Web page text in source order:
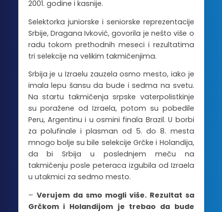
2001. godine i kasnije.
Selektorka juniorske i seniorske reprezentacije
Srbije, Dragana Ivković, govorila je nešto više o
radu tokom prethodnih meseci i rezultatima
tri selekcije na velikim takmičenjima.
Srbija je u Izraelu zauzela osmo mesto, iako je
imala lepu šansu da bude i sedma na svetu.
Na startu takmičenja srpske vaterpolistkinje
su poražene od Izraela, potom su pobedile
Peru, Argentinu i u osmini finala Brazil. U borbi
za polufinale i plasman od 5. do 8. mesta
mnogo bolje su bile selekcije Grčke i Holandija,
da bi Srbija u poslednjem meču na
takmičenju posle peteraca izgubila od Izraela
u utakmici za sedmo mesto.
– Verujem da smo mogli više. Rezultat sa
Grčkom i Holandijom je trebao da bude